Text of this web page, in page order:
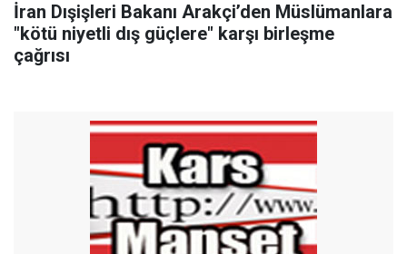
İran Dışişleri Bakanı Arakçi’den Müslümanlara
"kötü niyetli dış güçlere" karşı birleşme
çağrısı